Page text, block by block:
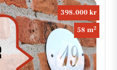
398.000 kr
58 m2